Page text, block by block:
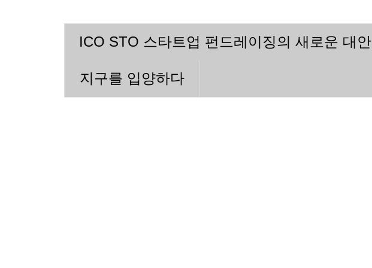
ICO STO 스타트업 펀드레이징의 새로운 대안
지구를 입양하다